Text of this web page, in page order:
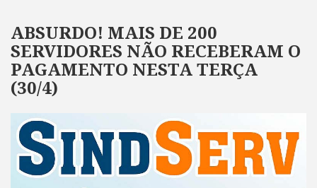
ABSURDO! MAIS DE 200
SERVIDORES NÃO RECEBERAM O
PAGAMENTO NESTA TERÇA
(30/4)